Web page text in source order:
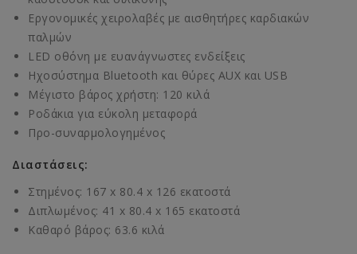
Εργονομικές χειρολαβές με αισθητήρες καρδιακών
παλμών
LED οθόνη με ευανάγνωστες ενδείξεις
Ηχοσύστημα Bluetooth και θύρες AUX και USB
Μέγιστο βάρος χρήστη: 120 κιλά
Ροδάκια για εύκολη μεταφορά
Προ-συναρμολογημένος
Διαστάσεις:
Στημένος: 167 x 80.4 x 126 εκατοστά
Διπλωμένος: 41 x 80.4 x 165 εκατοστά
Καθαρό βάρος: 63.6 κιλά